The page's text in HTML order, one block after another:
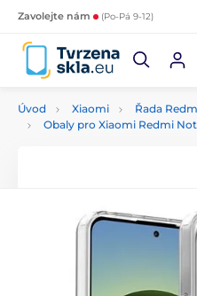
Zavolejte nám (Po-Pá 9-12)
Úvod Xiaomi Řada
Obaly pro Xiaomi Redmi